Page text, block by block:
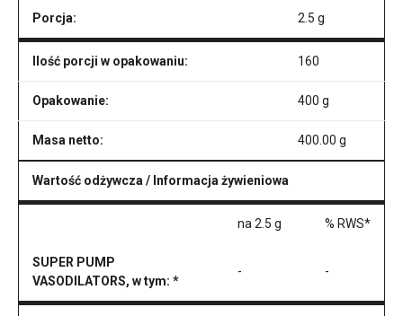
Porcja: 2.5 g
Ilość porcji w opakowaniu: 160
Opakowanie: 400 g
Masa netto: 400.00 g
Wartość odżywcza / Informacja żywieniowa
na 2.5 g % RWS*
SUPER PUMP
VASODILATORS, w tym: *
- -